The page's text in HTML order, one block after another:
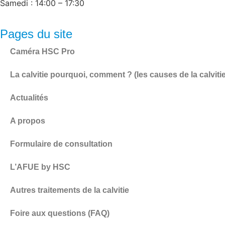
Samedi : 14:00 – 17:30
Pages du site
Caméra HSC Pro
La calvitie pourquoi, comment ? (les causes de la
Actualités
A propos
Formulaire de consultation
L’AFUE by HSC
Autres traitements de la calvitie
Foire aux questions (FAQ)